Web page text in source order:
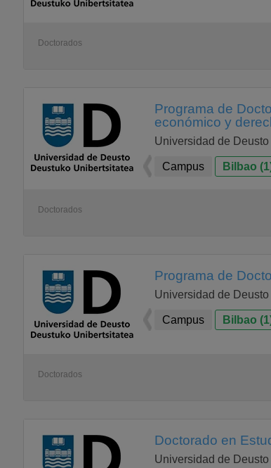
Doctorados
Programa de
económico y
Universidad de Deusto
Campus Bilbao
Doctorados
Programa de
Universidad de Deusto
Campus Bilbao
Doctorados
Doctorado en
Universidad de Deusto